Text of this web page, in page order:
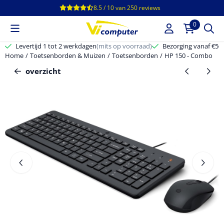
Cookievoorkeuren zijn beschikbaar. Kies instellingen of sta alle
8.5 / 10van250reviews
0
Levertijd 1 tot 2 werkdagen(mits op voorraad)
Bezorging vanaf
Home / Toetsenborden & Muizen / Toetsenborden / HP 150 - Combo
overzicht